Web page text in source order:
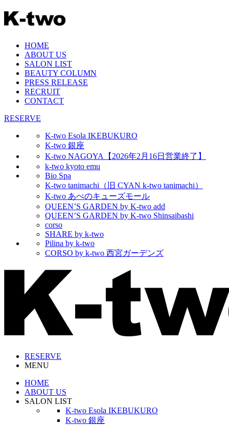
HOME
ABOUT US
SALON LIST
BEAUTY COLUMN
PRESS RELEASE
RECRUIT
CONTACT
RESERVE
K-two Esola IKEBUKURO
K-two 銀座
K-two NAGOYA【2026年2月16日営業終了】
k-two kyoto emu
Bio Spa
K-two tanimachi（旧 CYAN k-two tanimachi）
K-two あべのキューズモール
QUEEN’S GARDEN by K-two add
QUEEN’S GARDEN by K-two Shinsaibashi
corso
SHARE by k-two
Pilina by k-two
CORSO by k-two 西宮ガーデンズ
RESERVE
MENU
HOME
ABOUT US
SALON LIST
K-two Esola IKEBUKURO
K-two 銀座